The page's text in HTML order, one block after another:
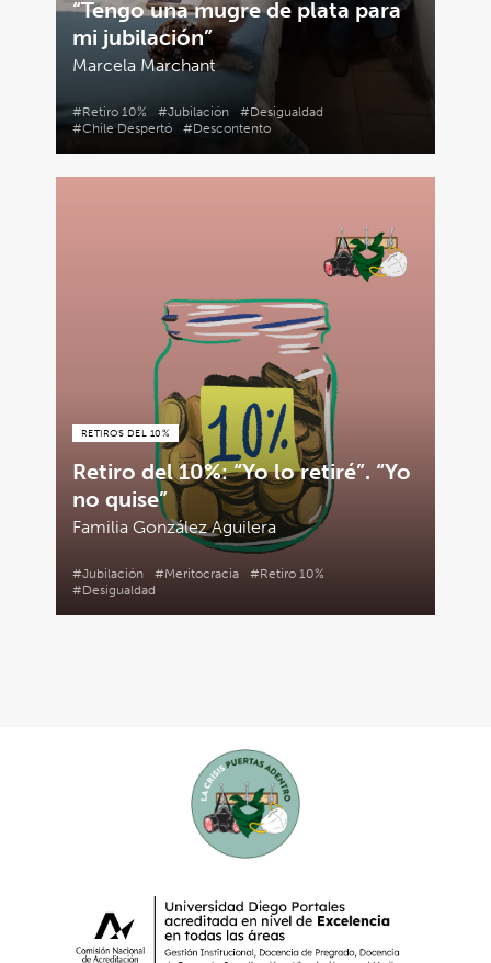
“Tengo una mugre de plata para
mi jubilación”
Marcela Marchant
#Retiro 10% #Jubilación
#Desigualdad
#Chile Despertó
#Descontento
RETIROS DEL 10%
Retiro del 10%: “Yo lo retiré”. “Yo
no quise”
Familia González Aguilera
#Jubilación #Meritocracia
#Retiro 10%
#Desigualdad